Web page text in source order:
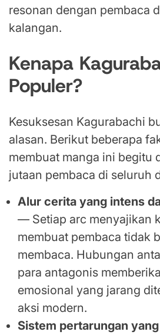
resonan dengan pembaca
kalangan.
Kenapa
Populer?
Kesuksesan Kagurabachi
alasan. Berikut beberapa
membuat manga ini begitu
jutaan pembaca di seluruh
Alur cerita yang intens
— Setiap arc menyajikan
membuat pembaca tidak
membaca. Hubungan
para antagonis
emosional yang jarang
aksi modern.
Sistem pertarungan